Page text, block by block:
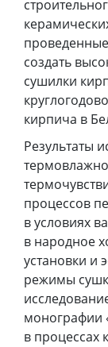
создать
сушилки
кирпича в
Результаты
процессов
в условиях
в народное
установки и
режимы
монографии
в процессах